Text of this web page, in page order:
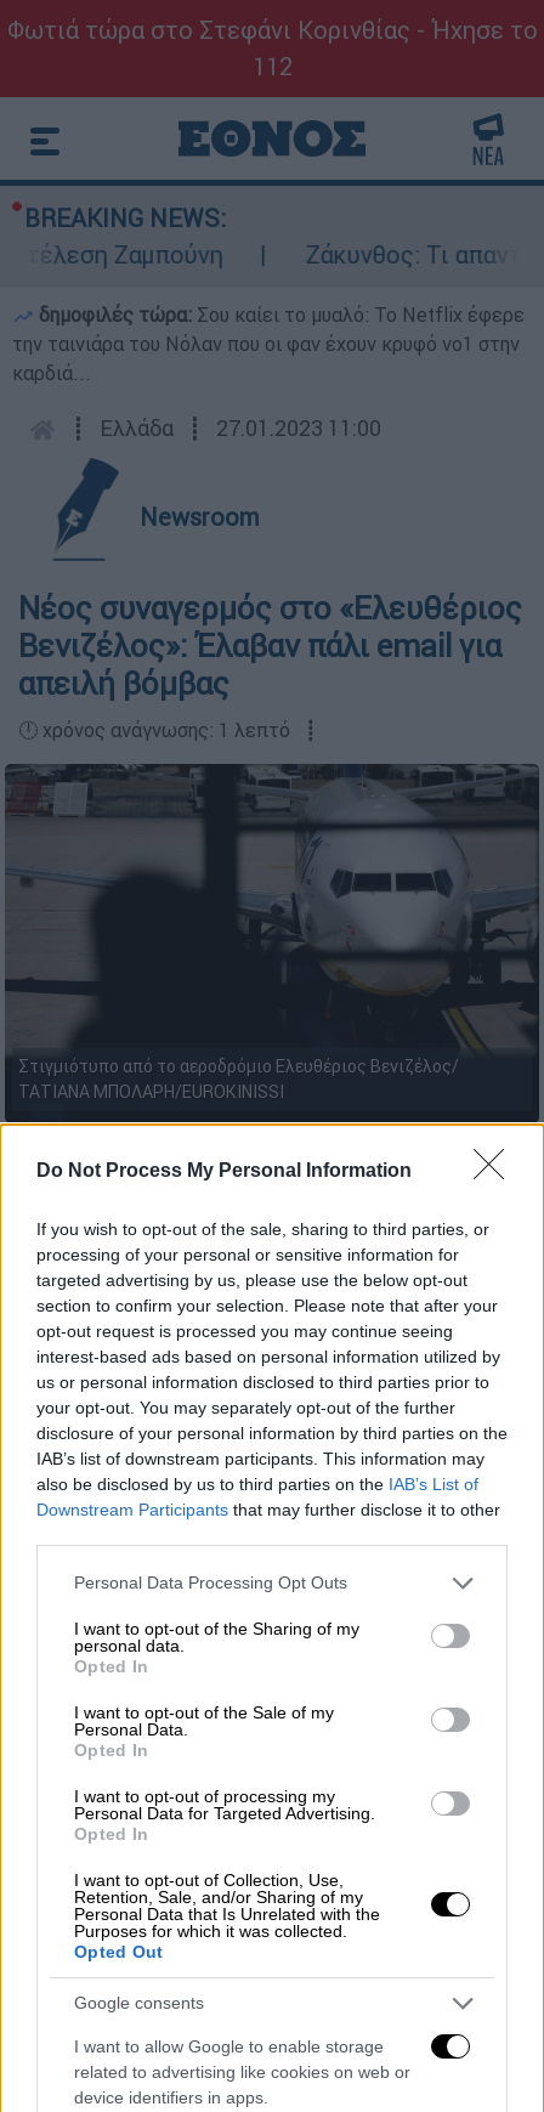
Do Not Process My Personal Information
If you wish to opt-out of the sale, sharing to third parties, or
processing of your personal or sensitive information for
targeted advertising by us, please use the below opt-out
section to confirm your selection. Please note that after your
opt-out request is processed you may continue seeing
interest-based ads based on personal information utilized by
us or personal information disclosed to third parties prior to
your opt-out. You may separately opt-out of the further
disclosure of your personal information by third parties on the
IAB’s list of downstream participants. This information may
also be disclosed by us to third parties on the IAB’s List of
Downstream Participants that may further disclose it to other
Please note that this website/app uses one or more Google
not limited to your visit or usage behaviour. You may click to
grant or deny consent to Google and its third-party tags to
use your data for below specified purposes in below Google
consent section.
Personal Data Processing Opt Outs
I want to opt-out of the Sharing of my
personal data.
Opted In
I want to opt-out of the Sale of my
Personal Data.
Opted In
I want to opt-out of processing my
Personal Data for Targeted Advertising.
Opted In
I want to opt-out of Collection, Use,
Retention, Sale, and/or Sharing of my
Personal Data that Is Unrelated with the
Purposes for which it was collected.
Opted Out
Google consents
I want to allow Google to enable storage
related to advertising like cookies on web or
device identifiers in apps.
Φωτιά τώρα στο Στεφάνι Κορινθίας - Ήχησε το
112
BREAKING NEWS:
Ζαμπούνη
Ζάκυνθος: Τι απαντά
δημοφιλές τώρα: Σου καίει το μυαλό: Το Netflix έφερε
την ταινιάρα του Νόλαν που οι φαν έχουν κρυφό νο1 στην
καρδιά...
┋ Ελλάδα ┋ 27.01.2023 11:00
Newsroom
Νέος συναγερμός στο «Ελευθέριος
Βενιζέλος»: Έλαβαν πάλι email για
απειλή βόμβας
🕛 χρόνος ανάγνωσης: 1 λεπτό ┋
Στιγμιότυπο από το αεροδρόμιο Ελευθέριος Βενιζέλος/
ΤΑΤΙΑΝΑ ΜΠΟΛΑΡΗ/EUROKINISSI
Προσθέστε το ΕΘΝΟΣ στη Google
Νέος συναγερμός σήμανε το πρωί της
Παρασκευής στο αεροδρόμιο« Ελευθέριος
Βενιζέλος», σε έξι νοσοκομεία και στην
Ορθόδοξη Εκκλησία, καθώς εστάλη email που
πάλι προειδοποιεί γιαύπαρξη βόμβας.
Ήταν γραμμένα στα αγγλικά, έγινε έλεγχος
και δεν διαπιστώθηκε κάτι ύποπτο.
Σύμφωνα με πληροφορίες, ο φαρσέρ έκανε
λόγο γιαύπαρξη ναρκών αυτή τη φορά.
που εστάλη αυτές τις μέρες για ύπαρξη
βόμβας. Ένας42χρονος Ρώσος
που είχε
στείλει τοπροηγούμενο απειλητικό μήνυμα
έχει ασκηθεί ποινική δίωξη σε
βαθμό πλημμελήματος.
Συγκεκριμένα κατηγορείται για: Σοβαρή
διατάραξη ομαλής λειτουργίας υπηρεσίας
κατ’ εξακολούθηση, διασπορά ψευδών
ειδήσεων κατ’ εξακολούθηση, απόπειρα
παρακώλυσης συγκοινωνιών, απειλή
τέλεσης τρομοκρατική πράξης.
Δεν είναι ξεκάθαρο εάν εστάλη πάλι από το
ίδιο πρόσωπο.
ΟΛΕΣ ΟΙ ΕΙΔΗΣΕΙΣ